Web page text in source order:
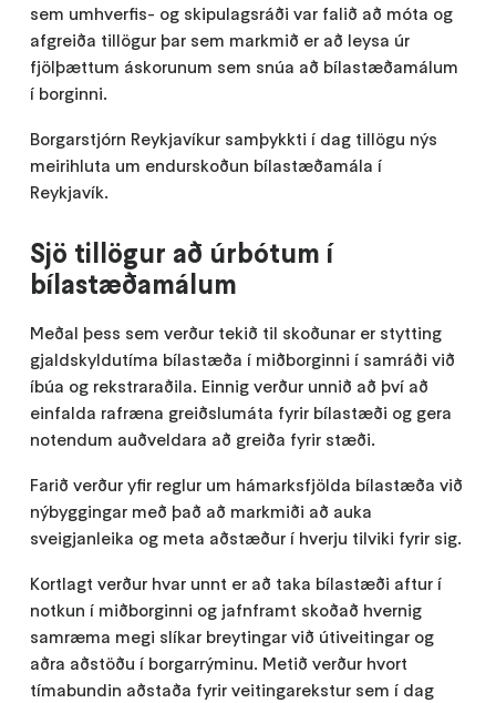
sem umhverfis- og skipulagsráði var falið að móta og
afgreiða tillögur þar sem markmið er að leysa úr
fjölþættum áskorunum sem snúa að bílastæðamálum
í borginni.
Borgarstjórn Reykjavíkur samþykkti í dag tillögu nýs
meirihluta um endurskoðun bílastæðamála í
Reykjavík.
Sjö tillögur að úrbótum í
bílastæðamálum
Meðal þess sem verður tekið til skoðunar er stytting
gjaldskyldutíma bílastæða í miðborginni í samráði við
íbúa og rekstraraðila. Einnig verður unnið að því að
einfalda rafræna greiðslumáta fyrir bílastæði og gera
notendum auðveldara að greiða fyrir stæði.
Farið verður yfir reglur um hámarksfjölda bílastæða við
nýbyggingar með það að markmiði að auka
sveigjanleika og meta aðstæður í hverju tilviki fyrir sig.
Kortlagt verður hvar unnt er að taka bílastæði aftur í
notkun í miðborginni og jafnframt skoðað hvernig
samræma megi slíkar breytingar við útiveitingar og
aðra aðstöðu í borgarrýminu. Metið verður hvort
tímabundin aðstaða fyrir veitingarekstur sem í dag